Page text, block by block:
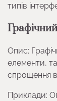
типів
Опис:
елементи,
спрощення
Приклади: